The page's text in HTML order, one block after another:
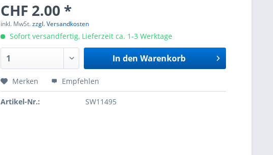
CHF 2.00 *
inkl. MwSt.zzgl. Versandkosten
Sofort versandfertig, Lieferzeit ca. 1-3 Werktage
In den Warenkorb
Merken Empfehlen
Artikel-Nr.: SW11495